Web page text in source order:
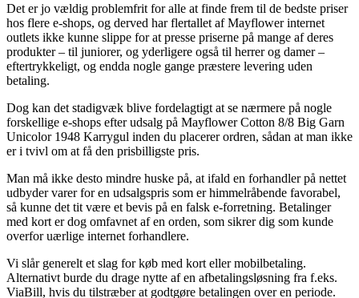
Det er jo vældig problemfrit for alle at finde frem til de bedste priser
hos flere e-shops, og derved har flertallet af Mayflower internet
outlets ikke kunne slippe for at presse priserne på mange af deres
produkter – til juniorer, og yderligere også til herrer og damer –
eftertrykkeligt, og endda nogle gange præstere levering uden
betaling.
Dog kan det stadigvæk blive fordelagtigt at se nærmere på nogle
forskellige e-shops efter udsalg på Mayflower Cotton 8/8 Big Garn
Unicolor 1948 Karrygul inden du placerer ordren, sådan at man ikke
er i tvivl om at få den prisbilligste pris.
Man må ikke desto mindre huske på, at ifald en forhandler på nettet
udbyder varer for en udsalgspris som er himmelråbende favorabel,
så kunne det tit være et bevis på en falsk e-forretning. Betalinger
med kort er dog omfavnet af en orden, som sikrer dig som kunde
overfor uærlige internet forhandlere.
Vi slår generelt et slag for køb med kort eller mobilbetaling.
Alternativt burde du drage nytte af en afbetalingsløsning fra f.eks.
ViaBill, hvis du tilstræber at godtgøre betalingen over en periode.